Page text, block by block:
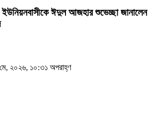
ইউনিয়নবাসীকে ঈদুল আজহার শুভেচ্ছা জানালেন
২০২৬, ১০:৩১ অপরাহ্ণ